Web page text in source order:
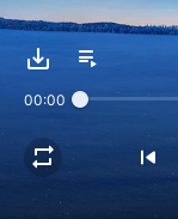
00:00